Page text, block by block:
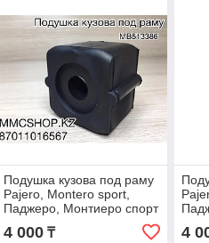
Подушка кузова под раму
Pajero, Montero sport,
Паджеро, Монтиеро спорт
4 000₸ 4